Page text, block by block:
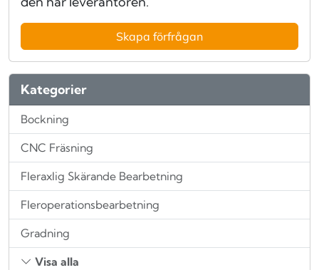
Skapa förfrågan
Kategorier
Bockning
CNC Fräsning
Fleraxlig Skärande Bearbetning
Fleroperationsbearbetning
Gradning
Visa alla